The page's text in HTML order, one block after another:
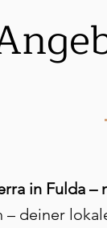
in Fulda
deiner